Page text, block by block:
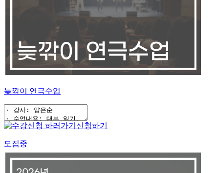
늦깎이 연극수업
신청하기
모집중